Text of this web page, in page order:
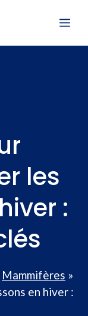
les
:
Mammifères »
en hiver :